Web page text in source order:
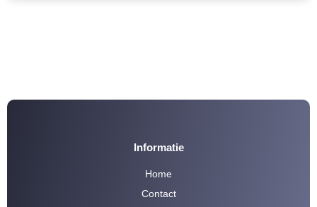
Informatie
Home
Contact